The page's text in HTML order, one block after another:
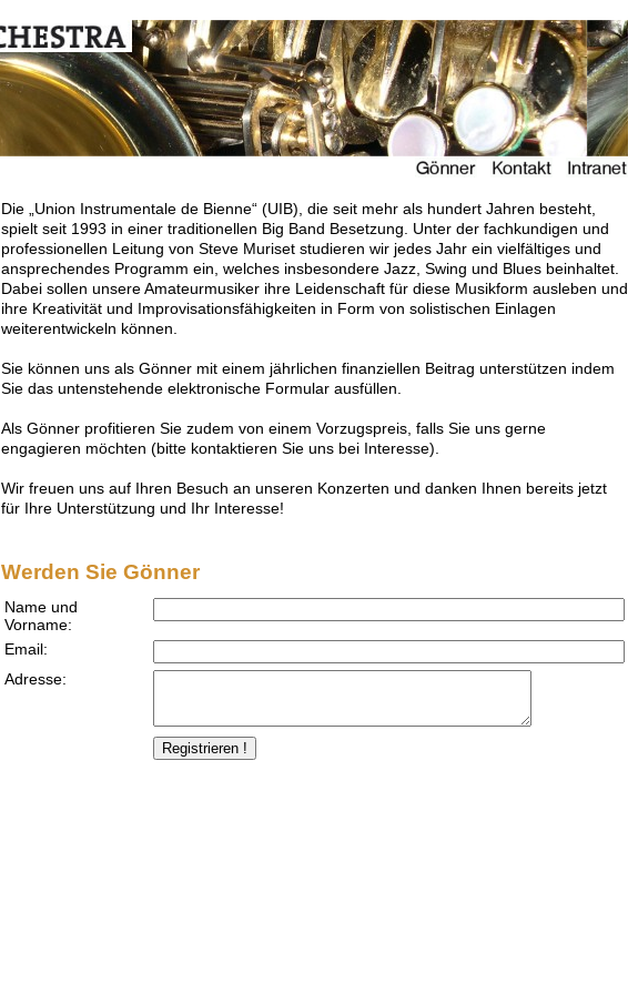
Die „Union Instrumentale de Bienne“ (UIB), die seit mehr als hundert Jahren besteht,
spielt seit 1993 in einer traditionellen Big Band Besetzung. Unter der fachkundigen und
professionellen Leitung von Steve Muriset studieren wir jedes Jahr ein vielfältiges und
ansprechendes Programm ein, welches insbesondere Jazz, Swing und Blues beinhaltet.
Dabei sollen unsere Amateurmusiker ihre Leidenschaft für diese Musikform ausleben und
ihre Kreativität und Improvisationsfähigkeiten in Form von solistischen Einlagen
weiterentwickeln können.
Sie können uns als Gönner mit einem jährlichen finanziellen Beitrag unterstützen indem
Sie das untenstehende elektronische Formular ausfüllen.
Als Gönner profitieren Sie zudem von einem Vorzugspreis, falls Sie uns gerne
engagieren möchten (bitte kontaktieren Sie uns bei Interesse).
Wir freuen uns auf Ihren Besuch an unseren Konzerten und danken Ihnen bereits jetzt
für Ihre Unterstützung und Ihr Interesse!
Werden Sie Gönner
Name und
Vorname:
Email:
Adresse: